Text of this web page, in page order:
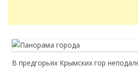
В предгорьях Крымских гор